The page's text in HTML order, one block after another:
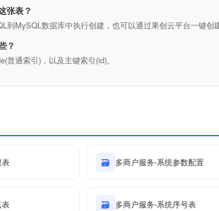
张表？
到MySQL数据库中执行创建，也可以通过果创云平台一键创
？
普通索引)，以及主键索引(id)。
表 🗃 多商户服务-系统参数配置
表 🗃 多商户服务-系统序号表